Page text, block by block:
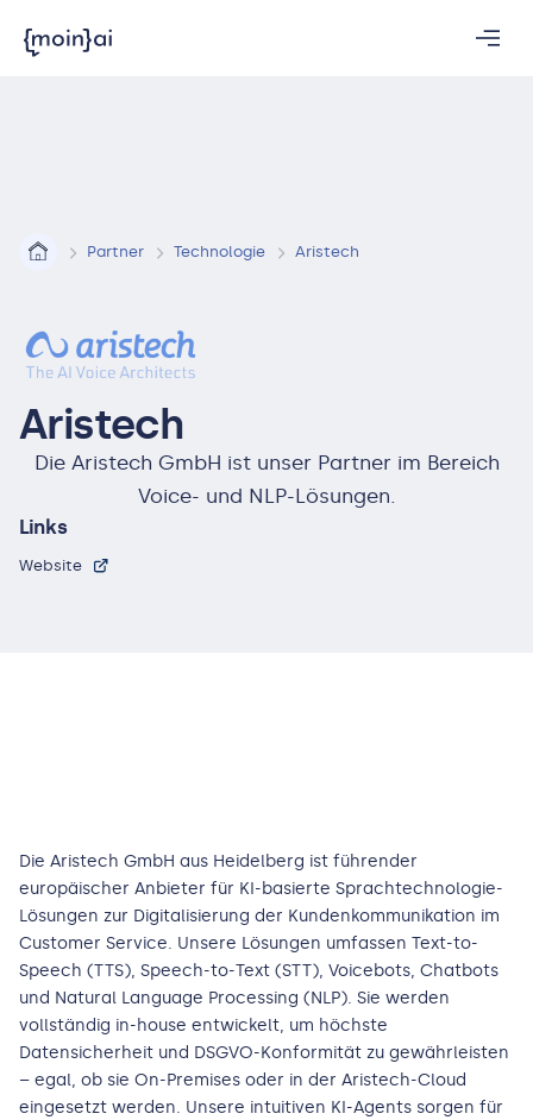
Partner Technologie Aristech
Aristech
Die Aristech GmbH ist unser Partner im Bereich
Voice- und NLP-Lösungen.
Links
Website
Die Aristech GmbH aus Heidelberg ist führender
europäischer Anbieter für KI-basierte Sprachtechnologie-
Lösungen zur Digitalisierung der Kundenkommunikation im
Customer Service. Unsere Lösungen umfassen Text-to-
Speech (TTS), Speech-to-Text (STT), Voicebots, Chatbots
und Natural Language Processing (NLP). Sie werden
vollständig in-house entwickelt, um höchste
Datensicherheit und DSGVO-Konformität zu gewährleisten
– egal, ob sie On-Premises oder in der Aristech-Cloud
eingesetzt werden. Unsere intuitiven KI-Agents sorgen für